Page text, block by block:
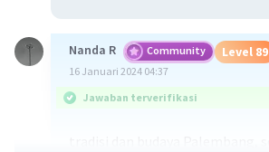
Nanda R Community Level 89
16 Januari 2024 04:37
Jawaban terverifikasi